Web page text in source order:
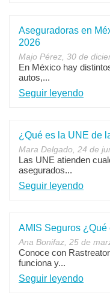
Aseguradoras en
2026
Majo Pérez, 30 de
En México hay
autos,...
Seguir leyendo
¿Qué es la UNE de
Mara Delgado, 24 de
Las UNE atienden
asegurados...
Seguir leyendo
AMIS Seguros
Ana Bonifaz, 25 de
Conoce con
funciona y...
Seguir leyendo